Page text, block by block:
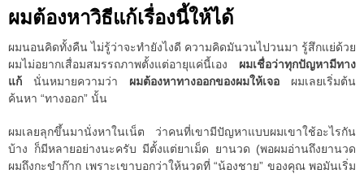
ผมต้องหาวิธีแก้เรื่องนี้ให้ได้
ผมนอนคิดทั้งคืน ไม่รู้ว่าจะทำยังไงดี ความคิดมันวนไปวนมา รู้สึกแย่ด้วย
ผมไม่อยากเสื่อมสมรรถภาพตั้งแต่อายุแค่นี้เอง ผมเชื่อว่าทุกปัญหามีทาง
แก้ นั่นหมายความว่า ผมต้องหาทางออกของผมให้เจอ ผมเลยเริ่มต้น
ค้นหา “ทางออก” นั้น
ผมเลยลุกขึ้นมานั่งหาในเน็ต ว่าคนที่เขามีปัญหาแบบผมเขาใช้อะไรกัน
บ้าง ก็มีหลายอย่างนะครับ มีตั้งแต่ยาเม็ด ยานวด (พอผมอ่านถึงยานวด
ผมถึงกะขำก๊าก เพราะเขาบอกว่าให้นวดที่ “น้องชาย” ของคุณ พอมันเริ่ม